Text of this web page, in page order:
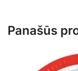
Panašūs